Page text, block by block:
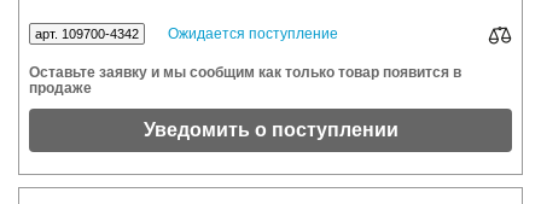
арт. 109700-4342 Ожидается поступление
Оставьте заявку и мы сообщим как только товар появится в
продаже
Уведомить о поступлении